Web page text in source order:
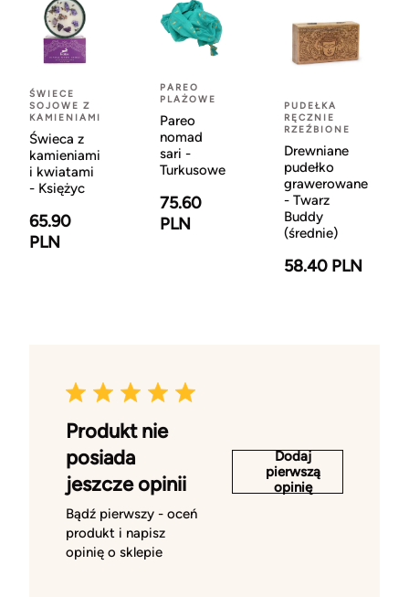
ŚWIECE
SOJOWE Z
KAMIENIAMI
Świeca z
kamieniami
i kwiatami
- Księżyc
65.90
PLN
PAREO
PLAŻOWE
Pareo
nomad
sari -
Turkusowe
75.60
PLN
PUDEŁKA
RĘCZNIE
RZEŹBIONE
Drewniane
pudełko
grawerowane
- Twarz
Buddy
(średnie)
58.40 PLN
Produkt nie
posiada
jeszcze opinii
Bądź pierwszy - oceń
produkt i napisz
opinię o sklepie
Dodaj
pierwszą
opinię